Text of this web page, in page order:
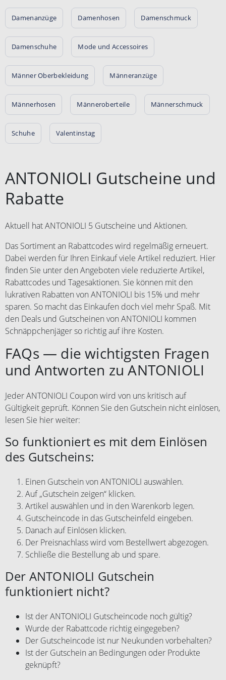
Damenanzüge Damenhosen Damenschmuck
Damenschuhe Mode und Accessoires
Männer Oberbekleidung Männeranzüge
Männerhosen Männeroberteile Männerschmuck
Schuhe Valentinstag
ANTONIOLI Gutscheine und
Rabatte
Aktuell hat ANTONIOLI 5 Gutscheine und Aktionen.
Das Sortiment an Rabattcodes wird regelmäßig erneuert.
Dabei werden für Ihren Einkauf viele Artikel reduziert. Hier
finden Sie unter den Angeboten viele reduzierte Artikel,
Rabattcodes und Tagesaktionen. Sie können mit den
lukrativen Rabatten von ANTONIOLI bis 15% und mehr
sparen. So macht das Einkaufen doch viel mehr Spaß. Mit
den Deals und Gutscheinen von ANTONIOLI kommen
Schnäppchenjäger so richtig auf ihre Kosten.
FAQs — die wichtigsten Fragen
und Antworten zu ANTONIOLI
Jeder ANTONIOLI Coupon wird von uns kritisch auf
Gültigkeit geprüft. Können Sie den Gutschein nicht einlösen,
lesen Sie hier weiter:
So funktioniert es mit dem Einlösen
des Gutscheins:
Einen Gutschein von ANTONIOLI auswählen.
Auf „Gutschein zeigen“ klicken.
Artikel auswählen und in den Warenkorb legen.
Gutscheincode in das Gutscheinfeld eingeben.
Danach auf Einlösen klicken.
Der Preisnachlass wird vom Bestellwert abgezogen.
Schließe die Bestellung ab und spare.
Der ANTONIOLI Gutschein
funktioniert nicht?
Ist der ANTONIOLI Gutscheincode noch gültig?
Wurde der Rabattcode richtig eingegeben?
Der Gutscheincode ist nur Neukunden vorbehalten?
Ist der Gutschein an Bedingungen oder Produkte
geknüpft?